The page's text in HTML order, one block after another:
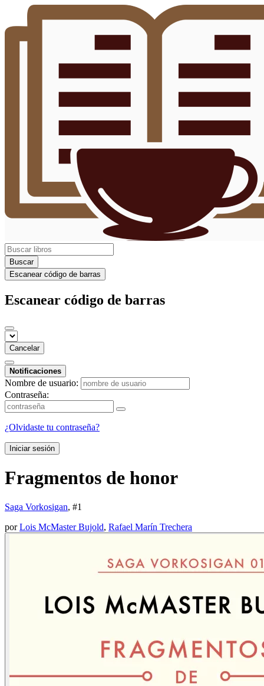
Buscar
Escanear código de barras
Escanear código de barras
Cancelar
Notificaciones
Nombre de usuario:
Contraseña:
¿Olvidaste tu contraseña?
Iniciar sesión
Fragmentos de honor
Saga Vorkosigan, #1
porLois McMaster Bujold, Rafael Marín Trechera